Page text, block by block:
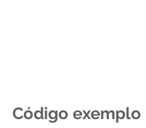
Código exemplo